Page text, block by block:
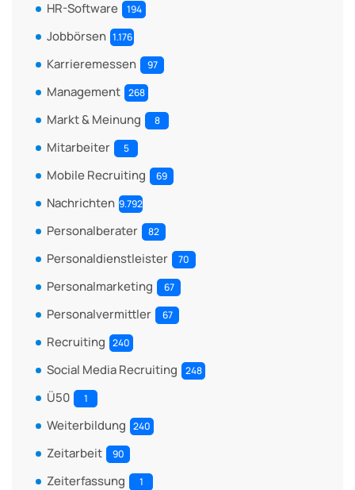
HR-Software 194
Jobbörsen 1.176
Karrieremessen 97
Management 268
Markt & Meinung 8
Mitarbeiter 5
Mobile Recruiting 69
Nachrichten 9.792
Personalberater 82
Personaldienstleister 70
Personalmarketing 67
Personalvermittler 67
Recruiting 240
Social Media Recruiting 248
Ü50 1
Weiterbildung 240
Zeitarbeit 90
Zeiterfassung 1